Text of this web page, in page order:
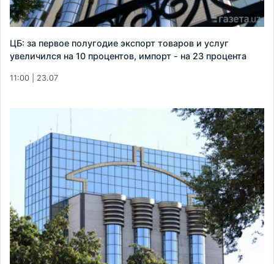
ЦБ: за первое полугодие экспорт товаров и услуг
увеличился на 10 процентов, импорт - на 23 процента
11:00 | 23.07